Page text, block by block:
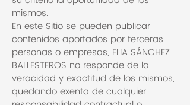
mismos.
En este Sitio se pueden publicar
contenidos aportados por terceras
personas o empresas, ELIA SÁNCHEZ
BALLESTEROS no responde de la
veracidad y exactitud de los mismos,
quedando exenta de cualquier